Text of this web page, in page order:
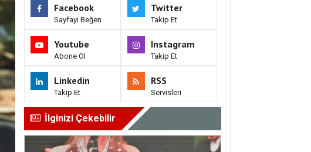
Facebook
Sayfayı Beğen
Twitter
Takip Et
Youtube
Abone Ol
Instagram
Takip Et
Linkedin
Takip Et
RSS
Servisleri
İlginizi Çekebilir